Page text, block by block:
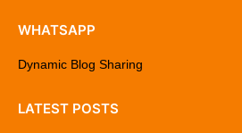
WHATSAPP
Dynamic Blog Sharing
LATEST POSTS